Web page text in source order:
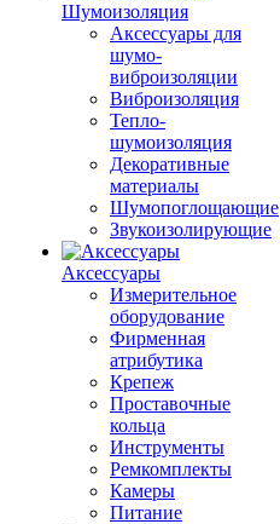
Шумоизоляция
Аксессуары для
шумо-
виброизоляции
Виброизоляция
Тепло-
шумоизоляция
Декоративные
материалы
Шумопоглощающие
Звукоизолирующие
Аксессуары
Измерительное
оборудование
Фирменная
атрибутика
Крепеж
Проставочные
кольца
Инструменты
Ремкомплекты
Камеры
Питание